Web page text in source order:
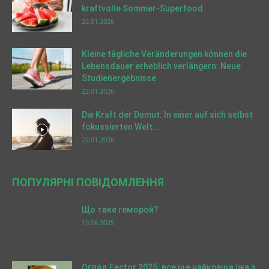
kraftvolle Sommer-Superfood
22.01.2026
Kleine tägliche Veränderungen können die
Lebensdauer erheblich verlängern: Neue
Studienergebnisse
22.01.2026
Die Kraft der Demut: In einer auf sich selbst
fokussierten Welt...
22.01.2026
ПОПУЛЯРНІ ПОВІДОМЛЕННЯ
Що таке геморой?
19.06.2025
Огляд Factor 2025: все ще найкраща їжа з